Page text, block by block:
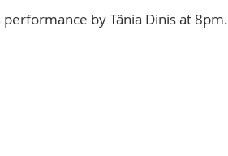
by Tânia Dinis at 8pm.